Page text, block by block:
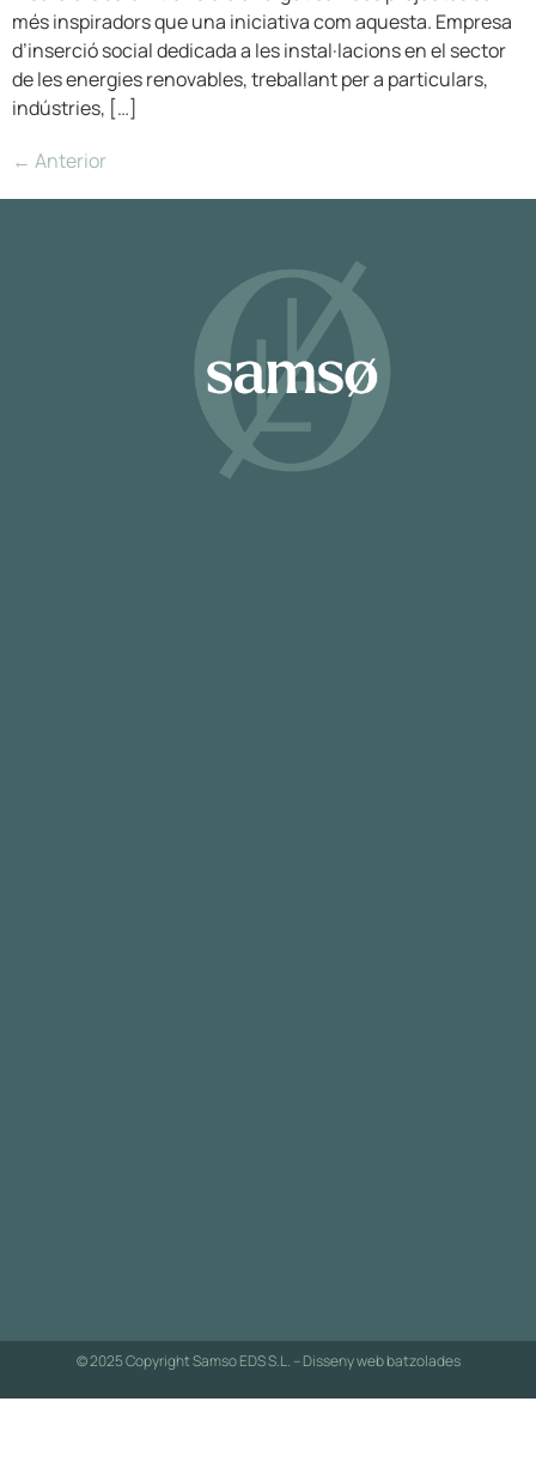
més inspiradors que una iniciativa com aquesta. Empresa
d’inserció social dedicada a les instal·lacions en el sector
de les energies renovables, treballant per a particulars,
indústries, […]
← Anterior
© 2025 Copyright Samso EDS S.L. – Disseny webbatzolades